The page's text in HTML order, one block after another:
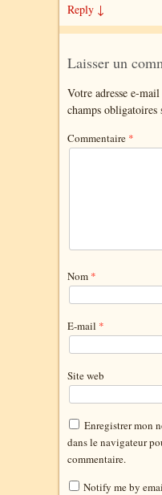
Reply ↓
Laisser un
Votre adresse e-
champs obligatoires
Commentaire *
Nom *
E-mail *
Site web
Enregistrer mon
dans le navigateur
commentaire.
Notify me by